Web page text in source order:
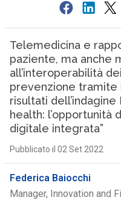
Telemedicina e
paziente, ma anche
all’interoperabilità
prevenzione tramite
risultati dell’indagine
health: l’opportunità
digitale integrata”
Pubblicato il 02 Set 2022
Federica Baiocchi
Manager, Innovation and